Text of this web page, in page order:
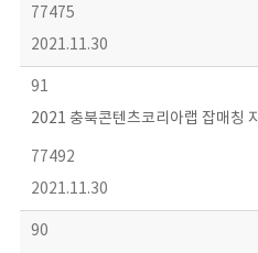
77475
2021.11.30
91
2021 충북콘텐츠코리아랩 잡매칭
77492
2021.11.30
90